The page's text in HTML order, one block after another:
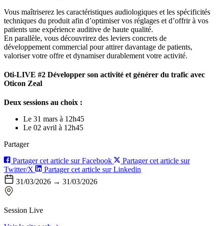
Vous maîtriserez les caractéristiques audiologiques et les spécificités
techniques du produit afin d’optimiser vos réglages et d’offrir à vos
patients une expérience auditive de haute qualité.
En parallèle, vous découvrirez des leviers concrets de
développement commercial pour attirer davantage de patients,
valoriser votre offre et dynamiser durablement votre activité.
Oti-LIVE #2 Développer son activité et générer du trafic avec
Oticon Zeal
Deux sessions au choix :
Le 31 mars à 12h45
Le 02 avril à 12h45
Partager
Partager cet article sur Facebook
Partager cet article sur
Twitter/X
Partager cet article sur Linkedin
31/03/2026 → 31/03/2026
Session Live